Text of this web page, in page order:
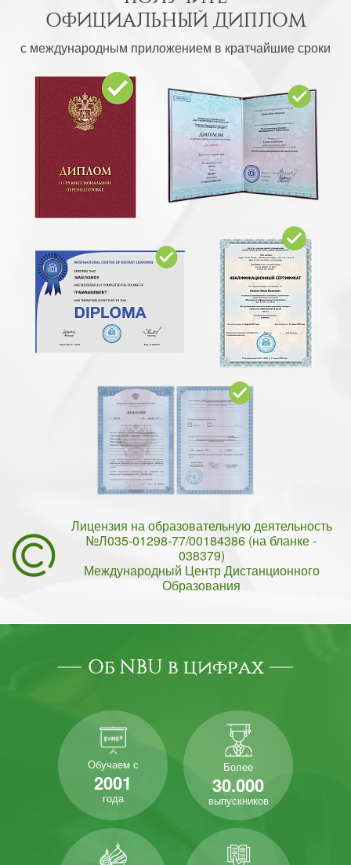
ОФИЦИАЛЬНЫЙ ДИПЛОМ
с международным приложением в кратчайшие сроки
Лицензия на образовательную деятельность
№Л035-01298-77/00184386 (на бланке -
038379)
Международный Центр Дистанционного
Образования
Об NBU в цифрах
Обучаем с
2001
года
Более
30.000
выпускников